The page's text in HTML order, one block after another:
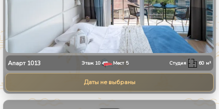
Апарт 1013 Этаж 10 Мест 5 Студия 60 м²
Даты не выбраны